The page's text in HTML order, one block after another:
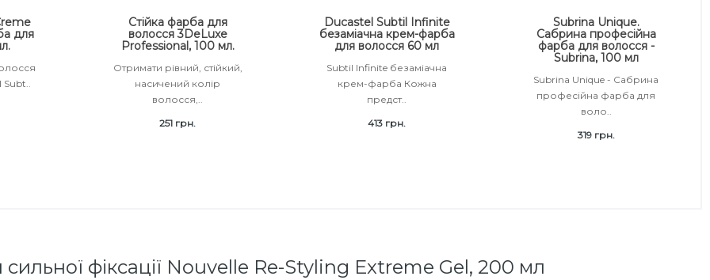
для
Subt..
Стійка фарба для
волосся 3DeLuxe
Professional, 100 мл.
Отримати рівний, стійкий,
насичений колір
волосся,..
251 грн.
Ducastel Subtil Infinite
безаміачна крем-фарба
для волосся 60 мл
Subtil Infinite безаміачна
крем-фарба Кожна
предст..
413 грн.
Subrina Unique.
Сабрина професійна
фарба для волосся -
Subrina, 100 мл
Subrina Unique - Сабрина
професійна фарба для
воло..
319 грн.
фіксації Nouvelle Re-Styling Extreme Gel, 200 мл